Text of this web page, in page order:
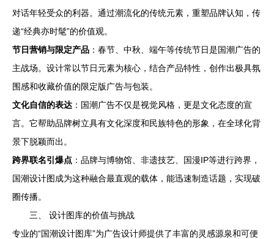
对话年轻受众的利器。通过潮流化的传统元素，重塑品牌认知，传
递“经典亦时髦”的价值观。
节日营销与限定产品 ：春节、中秋、端午等传统节日是国潮广告的
主战场。设计常以节日元素为核心，结合产品特性，创作出极具氛
围感和收藏价值的限定版广告与包装。
文化自信的表达 ：国潮广告不仅是视觉风格，更是文化态度的宣
言。它帮助品牌树立具有文化深度和民族特色的形象，在全球化背
景下脱颖而出。
跨界联名引爆点 ：品牌与博物馆、非遗技艺、国漫IP等进行跨界，
国潮设计图成为这种融合最直观的载体，能迅速制造话题，实现破
圈传播。
三、 设计图库的价值与挑战
专业的“国潮设计图库”为广告设计师提供了丰富的灵感源泉和可便